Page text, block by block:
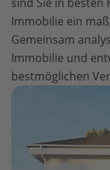
Immobilie ein
Gemeinsam
Immobilie und
bestmöglichen